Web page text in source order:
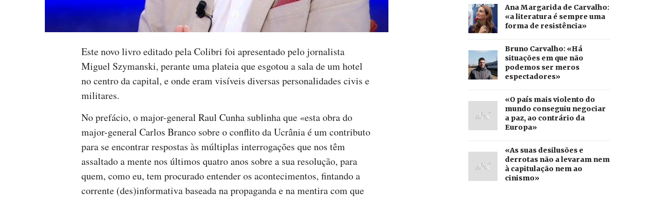
Este novo livro editado pela Colibri foi apresentado pelo jornalista
Miguel Szymanski, perante uma plateia que esgotou a sala de um hotel
no centro da capital, e onde eram visíveis diversas personalidades civis e
militares.
No prefácio, o major-general Raul Cunha sublinha que «esta obra do
major-general Carlos Branco sobre o conflito da Ucrânia é um contributo
para se encontrar respostas às múltiplas interrogações que nos têm
assaltado a mente nos últimos quatro anos sobre a sua resolução, para
quem, como eu, tem procurado entender os acontecimentos, fintando a
corrente (des)informativa baseada na propaganda e na mentira com que
Ana Margarida de Carvalho:
«a literatura é sempre uma
forma de resistência»
Bruno Carvalho: «Há
situações em que não
podemos ser meros
espectadores»
«O país mais violento do
mundo conseguiu negociar
a paz, ao contrário da
Europa»
«As suas desilusões e
derrotas não a levaram nem
à capitulação nem ao
cinismo»